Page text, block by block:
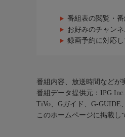
番組表の閲覧・
お好みのチャン
録画予約に対応
番組内容、放送時間などが
番組データ提供元：IPG Inc.
TiVo、Gガイド、G-GUIDE
このホームページに掲載し